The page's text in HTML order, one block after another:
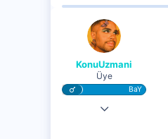
KonuUzmani
Üye
BaY
30 Tem 2023